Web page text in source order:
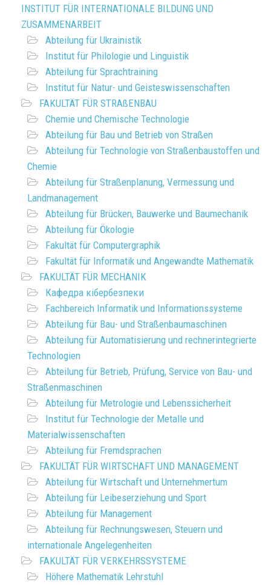
INSTITUT FÜR INTERNATIONALE BILDUNG UND
ZUSAMMENARBEIT
Abteilung für Ukrainistik
Institut für Philologie und Linguistik
Abteilung für Sprachtraining
Institut für Natur- und Geisteswissenschaften
FAKULTÄT FÜR STRAßENBAU
Chemie und Chemische Technologie
Abteilung für Bau und Betrieb von Straßen
Abteilung für Technologie von Straßenbaustoffen und
Chemie
Abteilung für Straßenplanung, Vermessung und
Landmanagement
Abteilung für Brücken, Bauwerke und Baumechanik
Abteilung für Ökologie
Fakultät für Computergraphik
Fakultät für Informatik und Angewandte Mathematik
FAKULTÄT FÜR MECHANIK
Кафедра кібербезпеки
Fachbereich Informatik und Informationssysteme
Abteilung für Bau- und Straßenbaumaschinen
Abteilung für Automatisierung und rechnerintegrierte
Technologien
Abteilung für Betrieb, Prüfung, Service von Bau- und
Straßenmaschinen
Abteilung für Metrologie und Lebenssicherheit
Institut für Technologie der Metalle und
Materialwissenschaften
Abteilung für Fremdsprachen
FAKULTÄT FÜR WIRTSCHAFT UND MANAGEMENT
Abteilung für Wirtschaft und Unternehmertum
Abteilung für Leibeserziehung und Sport
Abteilung für Management
Abteilung für Rechnungswesen, Steuern und
internationale Angelegenheiten
FAKULTÄT FÜR VERKEHRSSYSTEME
Höhere Mathematik Lehrstuhl